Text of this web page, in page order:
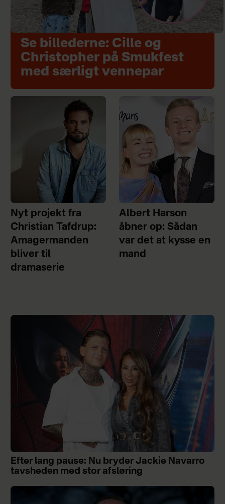
Se billederne: Cille og
Christopher på Smukfest
med særligt vennepar
Nyt projekt fra
Christian Tafdrup:
Amagermanden
bliver til
dramaserie
Albert Harson
åbner op: Sådan
var det at kysse en
mand
Efter lang pause: Nu bryder Jackie Navarro
tavsheden med stor afsløring